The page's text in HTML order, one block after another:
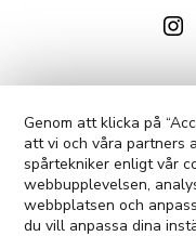
Genom att klicka på
att vi och våra partners
spårtekniker enligt vår
webbupplevelsen,
webbplatsen och
du vill anpassa dina